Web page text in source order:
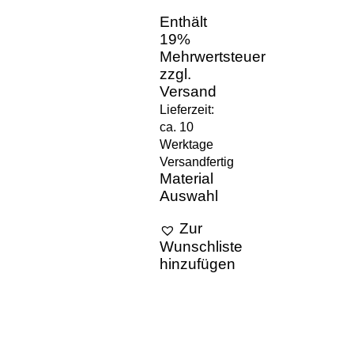
Enthält
19%
Mehrwertsteuer
zzgl.
Versand
Lieferzeit:
ca. 10
Werktage
Versandfertig
Material
Auswahl
Zur
Wunschliste
hinzufügen